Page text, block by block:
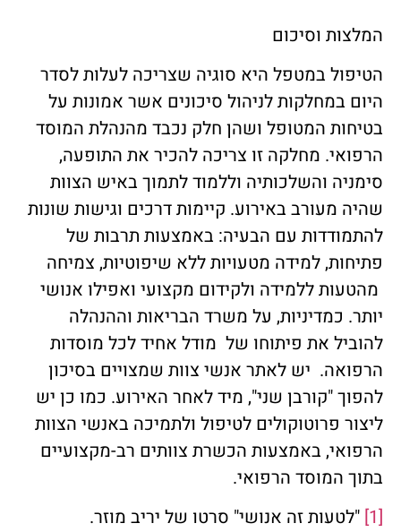
המלצות וסיכום
הטיפול במטפל היא סוגיה שצריכה לעלות לסדר
היום במחלקות לניהול סיכונים אשר אמונות על
בטיחות המטופל ושהן חלק נכבד מהנהלת המוסד
הרפואי. מחלקה זו צריכה להכיר את התופעה,
סימניה והשלכותיה וללמוד לתמוך באיש הצוות
שהיה מעורב באירוע. קיימות דרכים וגישות שונות
להתמודדות עם הבעיה: באמצעות תרבות של
פתיחות, למידה מטעויות ללא שיפוטיות, צמיחה
מהטעות ללמידה ולקידום מקצועי ואפילו אנושי
יותר. כמדיניות, על משרד הבריאות וההנהלה
להוביל את פיתוחו של מודל אחיד לכל מוסדות
הרפואה. יש לאתר אנשי צוות שמצויים בסיכון
להפוך "קורבן שני", מיד לאחר האירוע. כמו כן יש
ליצור פרוטוקולים לטיפול ולתמיכה באנשי הצוות
הרפואי, באמצעות הכשרת צוותים רב-מקצועיים
בתוך המוסד הרפואי.
"לטעות זה אנושי" סרטו של יריב מוזר.